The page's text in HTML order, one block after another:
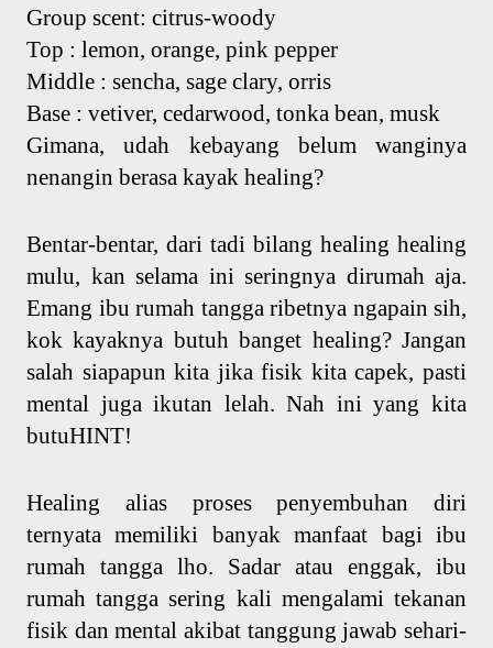
Group scent: citrus-woody
Top : lemon, orange, pink pepper
Middle : sencha, sage clary, orris
Base : vetiver, cedarwood, tonka bean, musk
Gimana, udah kebayang belum wanginya
nenangin berasa kayak healing?
Bentar-bentar, dari tadi bilang healing healing
mulu, kan selama ini seringnya dirumah aja.
Emang ibu rumah tangga ribetnya ngapain sih,
kok kayaknya butuh banget healing? Jangan
salah siapapun kita jika fisik kita capek, pasti
mental juga ikutan lelah. Nah ini yang kita
butuHINT!
Healing alias proses penyembuhan diri
ternyata memiliki banyak manfaat bagi ibu
rumah tangga lho. Sadar atau enggak, ibu
rumah tangga sering kali mengalami tekanan
fisik dan mental akibat tanggung jawab sehari-